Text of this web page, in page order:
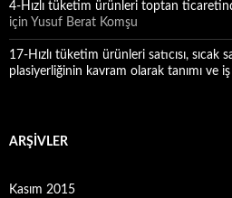
4-Hızlı tüketim ürünleri toptan
için Yusuf Berat Komşu
17-Hızlı tüketim ürünleri satıcısı, sıcak
plasiyerliğinin kavram olarak tanımı ve
ARŞIVLER
Kasım 2015